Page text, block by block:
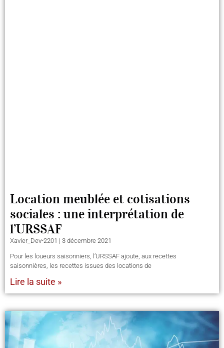
Location meublée et cotisations
sociales : une interprétation de
l’URSSAF
Xavier_Dev-2201 3 décembre 2021
Pour les loueurs saisonniers, l’URSSAF ajoute, aux recettes
saisonnières, les recettes issues des locations de
Lire la suite »